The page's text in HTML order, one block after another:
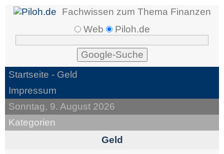
Fachwissen zum Thema Finanzen
Web
Piloh.de
Startseite - Geld
Impressum
Sonntag, 9. August 2026
Kategorien
Geld